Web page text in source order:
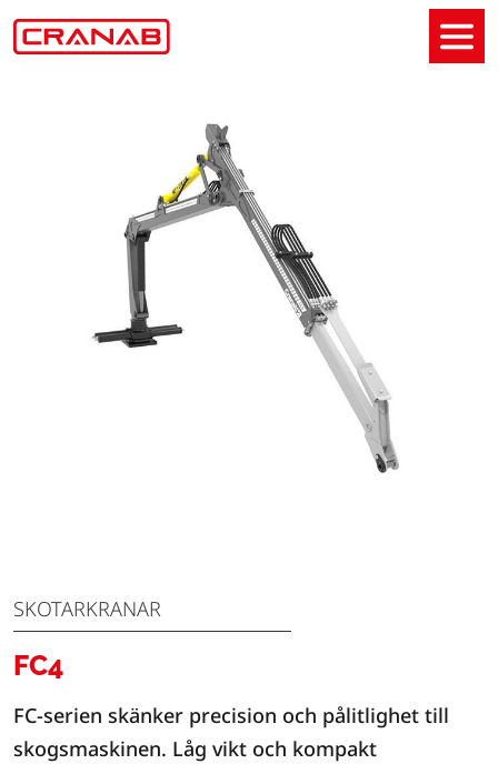
SKOTARKRANAR
FC4
FC-serien skänker precision och pålitlighet till
skogsmaskinen. Låg vikt och kompakt